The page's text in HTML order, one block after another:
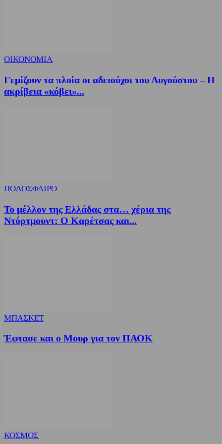
ΟΙΚΟΝΟΜΙΑ
Γεμίζουν τα πλοία οι αδειούχοι του Αυγούστου – Η
ακρίβεια «κόβει»...
ΠΟΔΟΣΦΑΙΡΟ
Το μέλλον της Ελλάδας στα… χέρια της
Ντόρτμουντ: Ο Καρέτσας και...
ΜΠΑΣΚΕΤ
Έφτασε και ο Μουρ για τον ΠΑΟΚ
ΚΟΣΜΟΣ